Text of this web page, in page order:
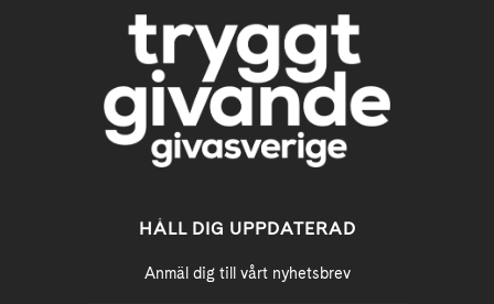
HÅLL DIG UPPDATERAD
Anmäl dig till vårt nyhetsbrev